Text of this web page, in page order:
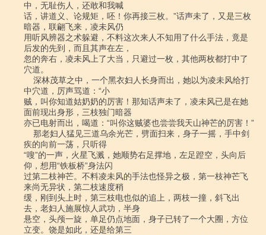
中，无耻伤人，还敢和我喊
话，讲道义、论规矩，呸！你再接三枚。”话声未了，又是三枚
暗器，联翩飞来，凌未风仍
用听风辨器之术躲避，不料这次来人不知用了什么手法，竟是
后发的先到，而且其声在左，
忽的奔右，凌未风上了大当，只避过一枚，其他两枚都打中了
穴道。
中穴道，厉声骂道：“小
贼，叫你知道姑奶奶的厉害！那知话声未了，凌未风已是在她
面前现出身形，三枝独门暗器
亦已电射而出，喝道：“叫你这贼婆也尝尝我天山神芒的厉害！”
疾的向前一荡，只听得
“嗖”的一声，火星飞溅，她顺势右足撑地，左足蹬空，头向后
仰，想用“铁板桥”身法闪
过第二枝神芒。不料凌未风的手法也怪异之极，第一枝神芒飞
来尚无异状，第二枝速度稍
缓，刚到头上时，第三枝电也似的追上，两枝一撞，斜飞出
去，老妇人施展惊人武功，半身
悬空，头颅一旋，单足仍点地面，身子已转了一个大圈，方位
立变。饶是如此，还是给第三